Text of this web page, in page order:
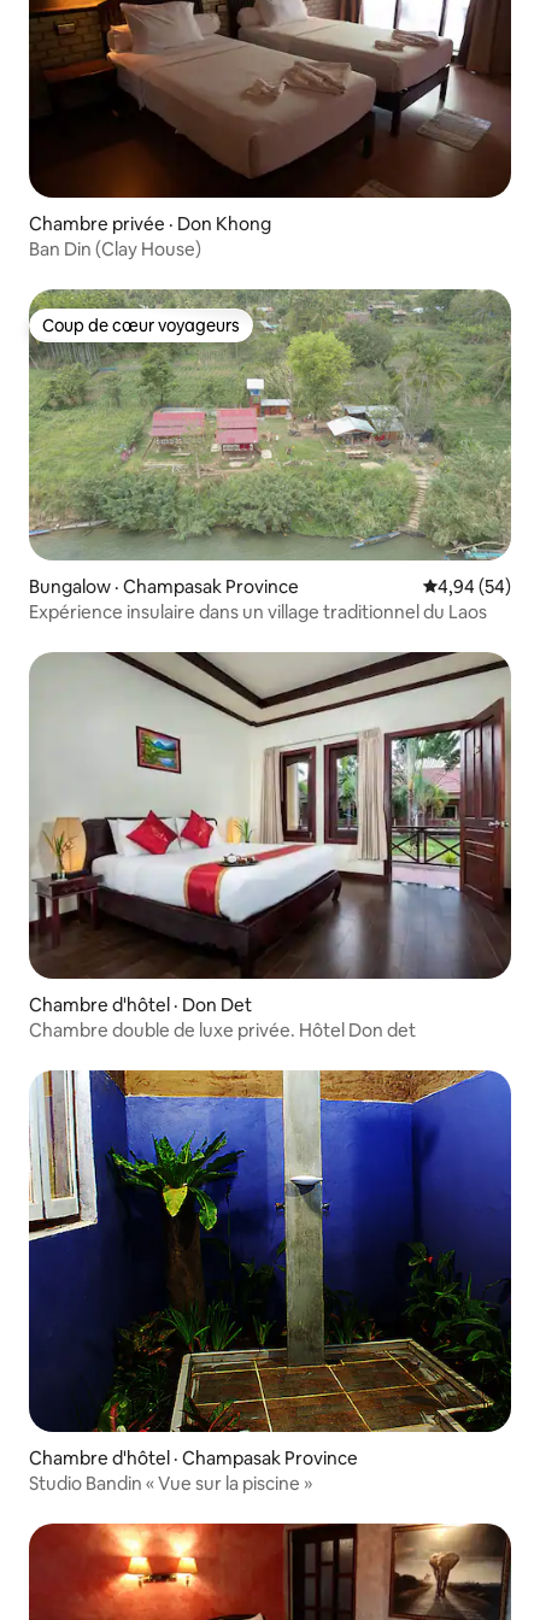
Chambre privée · Don Khong
Ban Din (Clay House)
Coup de cœur voyageurs
Coup de cœur voyageurs
Bungalow · Champasak Province Note
4,94 (54)
Expérience insulaire dans un village traditionnel du Laos
Chambre d'hôtel · Don Det
Chambre double de luxe privée. Hôtel Don det
Chambre d'hôtel · Champasak Province
Studio Bandin « Vue sur la piscine »